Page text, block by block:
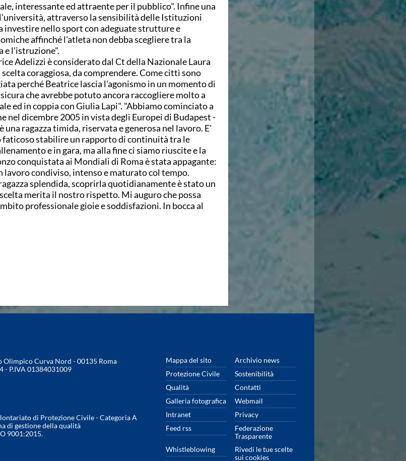
interessante ed attraente per il pubblico". Infine una
attraverso la sensibilità delle Istituzioni
investire nello sport con adeguate strutture e
affinché l'atleta non debba scegliere tra la
e l'istruzione".
Adelizzi è considerato dal Ct della Nazionale Laura
scelta coraggiosa, da comprendere. Come cittì sono
perché Beatrice lascia l'agonismo in un momento di
che avrebbe potuto ancora raccogliere molto a
ed in coppia con Giulia Lapi". "Abbiamo cominciato a
nel dicembre 2005 in vista degli Europei di Budapest -
una ragazza timida, riservata e generosa nel lavoro. E'
stabilire un rapporto di continuità tra le
e in gara, ma alla fine ci siamo riuscite e la
conquistata ai Mondiali di Roma è stata appagante:
lavoro condiviso, intenso e maturato col tempo.
splendida, scoprirla quotidianamente è stato un
scelta merita il nostro rispetto. Mi auguro che possa
professionale gioie e soddisfazioni. In bocca al
Olimpico Curva Nord - 00135 Roma
- P.IVA 01384031009
di Protezione Civile - Categoria A
di gestione della qualità
9001:2015.
Mappa del sito
Archivio news
Protezione Civile
Sostenibilità
Qualità
Contatti
Galleria fotografica
Webmail
Intranet
Privacy
Feed rss
Federazione
Trasparente
Whistleblowing
Rivedi le tue scelte
sui cookies